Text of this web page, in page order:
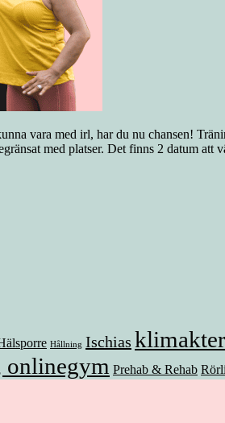
vara med irl, har du nu chansen!
med platser. Det finns 2 datum
Hållning Ischias
onlinegym Prehab & Rehab